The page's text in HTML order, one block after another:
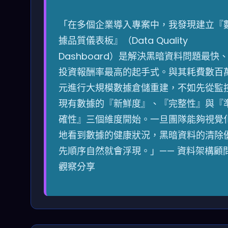
「在多個企業導入專案中，我發現建立『
據品質儀表板』（Data Quality
Dashboard）是解決黑暗資料問題最快、
投資報酬率最高的起手式。與其耗費數百
元進行大規模數據倉儲重建，不如先從監
現有數據的『新鮮度』、『完整性』與『
確性』三個維度開始。一旦團隊能夠視覺
地看到數據的健康狀況，黑暗資料的清除
先順序自然就會浮現。」—— 資料架構顧
觀察分享